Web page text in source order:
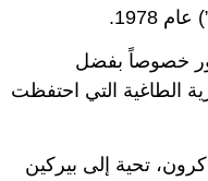
خصوصاً بفضل
الطاغية التي احتفظت
تحية إلى بيركين